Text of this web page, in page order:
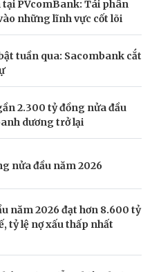
PVcomBank: Tái phân
những lĩnh vực cốt lõi
tuần qua: Sacombank cắt
2.300 tỷ đồng nửa đầu
dương trở lại
nửa đầu năm 2026
năm 2026 đạt hơn 8.600 tỷ
tỷ lệ nợ xấu thấp nhất